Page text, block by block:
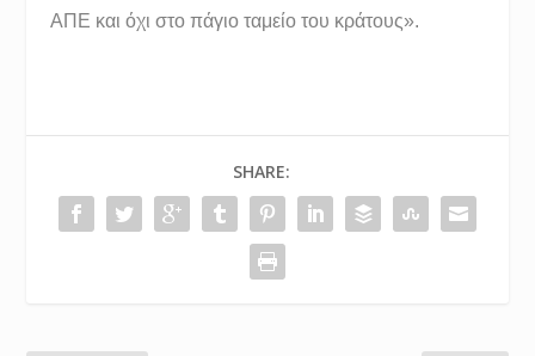
ΑΠΕ και όχι στο πάγιο ταμείο του κράτους».
SHARE: